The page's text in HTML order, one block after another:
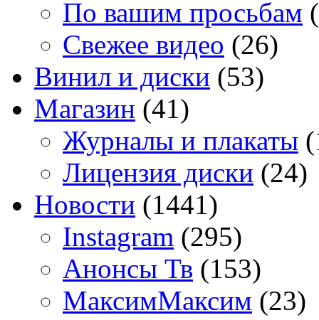
По вашим просьбам
Свежее видео (26)
Винил и диски (53)
Магазин (41)
Журналы и плакаты
Лицензия диски (24)
Новости (1441)
Instagram (295)
Анонсы Тв (153)
МаксимМаксим (23)